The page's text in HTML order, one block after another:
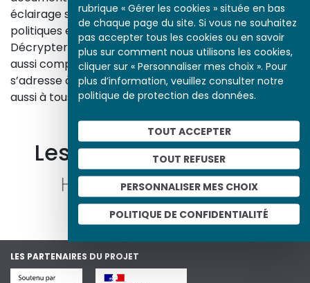
rubrique « Gérer les cookies » située en bas
de chaque page du site. Si vous ne souhaitez
pas accepter tous les cookies ou en savoir
plus sur comment nous utilisons les cookies,
cliquer sur « Personnaliser mes choix ». Pour
plus d’information, veuillez consulter notre
politique de protection des données.
TOUT ACCEPTER
TOUT REFUSER
PERSONNALISER MES CHOIX
POLITIQUE DE CONFIDENTIALITÉ
éclairage sur les réalités sociales, économiques,
politiques et culturelles d’une époque.
Décrypter les images et les événements d’hier, c’est
aussi comprendre ceux d’aujourd’hui. Un site qui
s’adresse à tous, famille, enseignants, élèves… mais
aussi à tous les curieux, amateurs d’art et d’histoire.
Les autres ressources
LES PARTENAIRES DU PROJET